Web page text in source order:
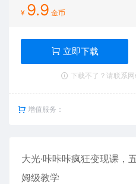
¥ 9.9 金币
立即下载
下载不了？请联系
增值服务：
大光·咔咔咔疯狂变现课，
姆级教学